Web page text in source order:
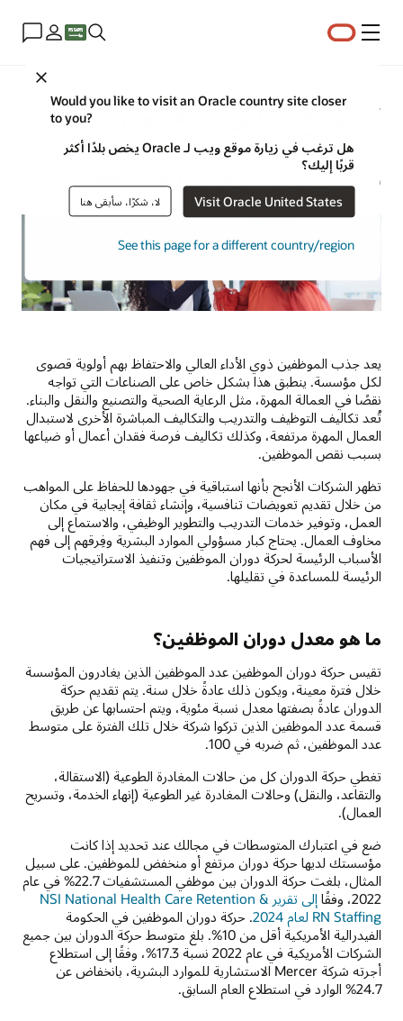
القائمة
Would you like to visit an Oracle country site closer
to you?
هل ترغب في زيارة موقع ويب لـ Oracle يخص بلدًا أكثر
قربًا إليك؟
Visit Oracle United States لا، شكرًا، سأبقى هنا
See this page for a different country/region
7 نصائح لتقليل حركة دوران
الموظفين
شون مايرز | خبير استراتيجي للمحتوى | 25 مارس 2024
يعد جذب الموظفين ذوي الأداء العالي والاحتفاظ بهم أولوية قصوى
لكل مؤسسة. ينطبق هذا بشكل خاص على الصناعات التي تواجه
نقصًا في العمالة المهرة، مثل الرعاية الصحية والتصنيع والنقل والبناء.
تُعد تكاليف التوظيف والتدريب والتكاليف المباشرة الأخرى لاستبدال
العمال المهرة مرتفعة، وكذلك تكاليف فرصة فقدان أعمال أو ضياعها
بسبب نقص الموظفين.
تظهر الشركات الأنجح بأنها استباقية في جهودها للحفاظ على المواهب
من خلال تقديم تعويضات تنافسية، وإنشاء ثقافة إيجابية في مكان
العمل، وتوفير خدمات التدريب والتطوير الوظيفي، والاستماع إلى
مخاوف العمال. يحتاج كبار مسؤولي الموارد البشرية وفِرقهم إلى فهم
الأسباب الرئيسة لحركة دوران الموظفين وتنفيذ الاستراتيجيات
الرئيسة للمساعدة في تقليلها.
ما هو معدل دوران الموظفين؟
تقيس حركة دوران الموظفين عدد الموظفين الذين يغادرون المؤسسة
خلال فترة معينة، ويكون ذلك عادةً خلال سنة. يتم تقديم حركة
الدوران عادةً بصفتها معدل نسبة مئوية، ويتم احتسابها عن طريق
قسمة عدد الموظفين الذين تركوا شركة خلال تلك الفترة على متوسط
عدد الموظفين، ثم ضربه في 100.
تغطي حركة الدوران كل من حالات المغادرة الطوعية (الاستقالة،
والتقاعد، والنقل) وحالات المغادرة غير الطوعية (إنهاء الخدمة، وتسريح
العمال).
ضع في اعتبارك المتوسطات في مجالك عند تحديد إذا كانت
مؤسستك لديها حركة دوران مرتفع أو منخفض للموظفين. على سبيل
المثال، بلغت حركة الدوران بين موظفي المستشفيات 22.7% في عام
2022، وفقًا
إلى تقرير NSI National Health Care Retention &
RN Staffing لعام 2024
. حركة دوران الموظفين في الحكومة
الفيدرالية الأمريكية أقل من 10%. بلغ متوسط حركة الدوران بين جميع
الشركات الأمريكية في عام 2022 نسبة 17.3%، وفقًا إلى استطلاع
أجرته شركة Mercer الاستشارية للموارد البشرية، بانخفاض عن
24.7% الوارد في استطلاع العام السابق.